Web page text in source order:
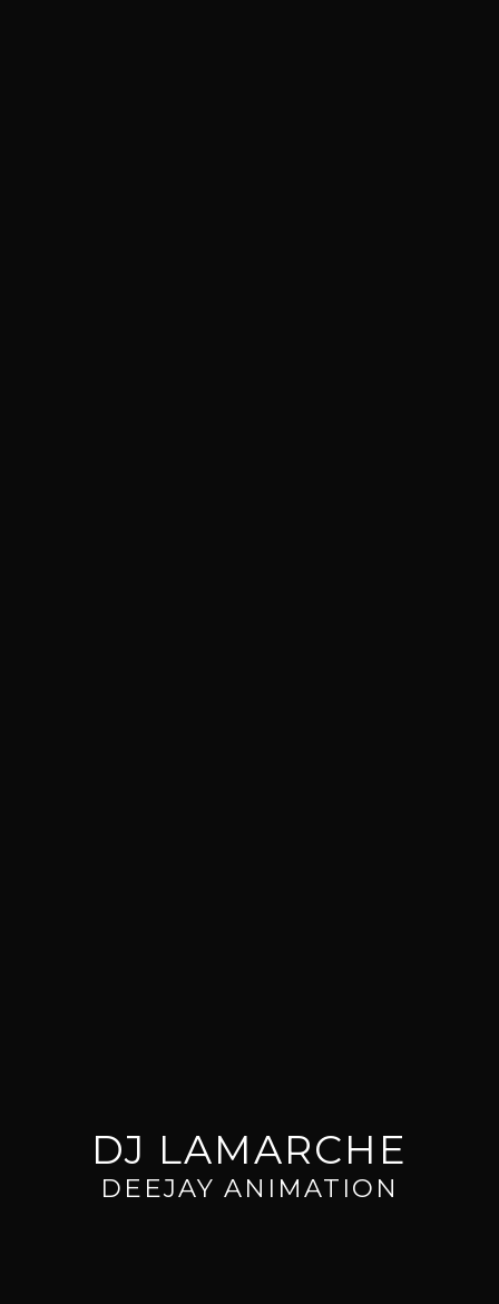
DJ LAMARCHE
DEEJAY ANIMATION